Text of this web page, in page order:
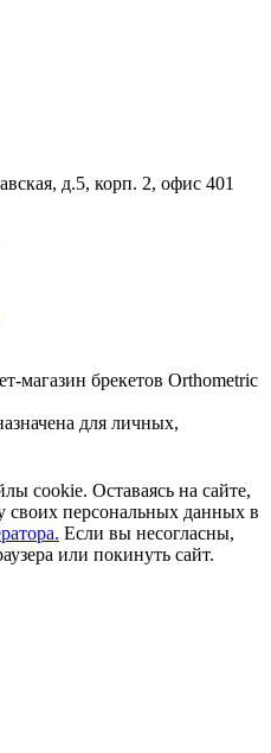
д.5, корп. 2, офис 401
магазин брекетов Orthometric
для личных,
cookie. Оставаясь на сайте,
своих персональных данных в
Если вы несогласны,
или покинуть сайт.